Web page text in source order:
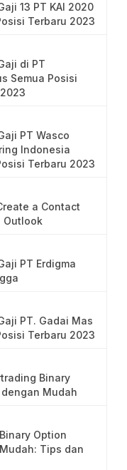
13 PT KAI 2020
Terbaru 2023
di PT
Semua Posisi
PT Wasco
Indonesia
Terbaru 2023
a Contact
Outlook
PT Erdigma
PT. Gadai Mas
Terbaru 2023
Binary
dengan Mudah
Option
Tips dan